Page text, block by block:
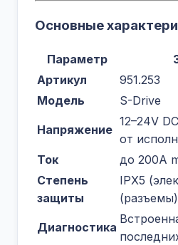
Основные
Параметр
Артикул
951.253
Модель
S-Drive
Напряжение
12–24V
от
Ток
до 200A
Степень
защиты
IPX5
(разъемы)
Диагностика